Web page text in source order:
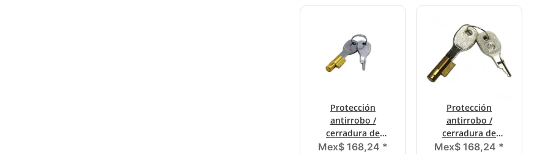
Protección
antirrobo /
cerradura de
embutir AL-KO,
Mex$ 168,24 *
Protección
antirrobo /
cerradura de
embutir para todos
Mex$ 168,24 *